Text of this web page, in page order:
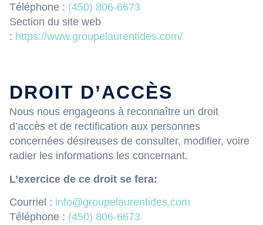
Téléphone : (450) 806-6673
Section du site web
: https://www.groupelaurentides.com/
DROIT D’ACCÈS
Nous nous engageons à reconnaître un droit
d’accès et de rectification aux personnes
concernées désireuses de consulter, modifier, voire
radier les informations les concernant.
L’exercice de ce droit se fera:
Courriel : info@groupelaurentides.com
Téléphone : (450) 806-6673